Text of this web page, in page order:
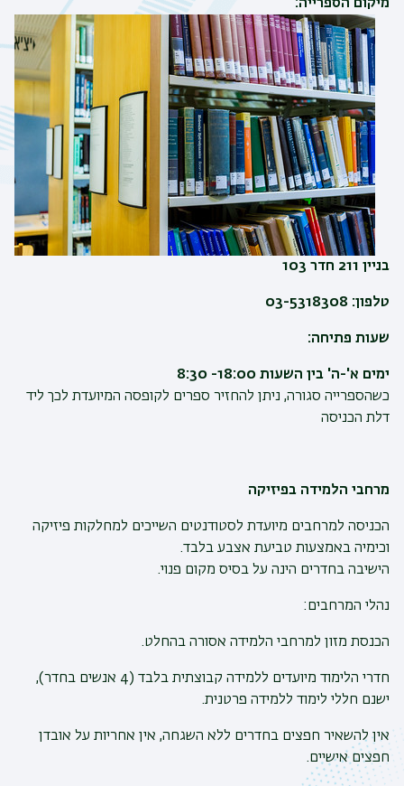
מיקום הספרייה:
בניין 211 חדר 103
טלפון: 03-5318308
שעות פתיחה:
ימים א'-ה' בין השעות 18:00- 8:30
כשהספרייה סגורה, ניתן להחזיר ספרים לקופסה המיועדת לכך ליד
דלת הכניסה
מרחבי הלמידה בפיזיקה
הכניסה למרחבים מיועדת לסטודנטים השייכים למחלקות פיזיקה
וכימיה באמצעות טביעת אצבע בלבד.
הישיבה בחדרים הינה על בסיס מקום פנוי.
נהלי המרחבים:
הכנסת מזון למרחבי הלמידה אסורה בהחלט.
חדרי הלימוד מיועדים ללמידה קבוצתית בלבד (4 אנשים בחדר),
ישנם חללי לימוד ללמידה פרטנית.
אין להשאיר חפצים בחדרים ללא השגחה, אין אחריות על אובדן
חפצים אישיים.